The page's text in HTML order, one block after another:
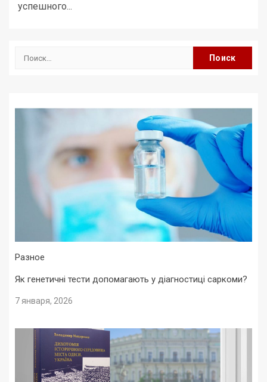
успешного...
Найти:
Разное
Як генетичні тести допомагають у діагностиці саркоми?
7 января, 2026